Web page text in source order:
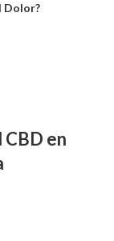
Dolor?
en